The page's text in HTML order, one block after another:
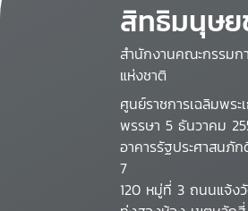
สิทธิมนุษ
สำนักงานคณะกรรม
แห่งชาติ
ศูนย์ราชการเฉลิมพร
พรรษา 5 ธันวาคม
อาคารรัฐประศาสนภั
7
120 หมู่ที่ 3 ถนนแจ้ง